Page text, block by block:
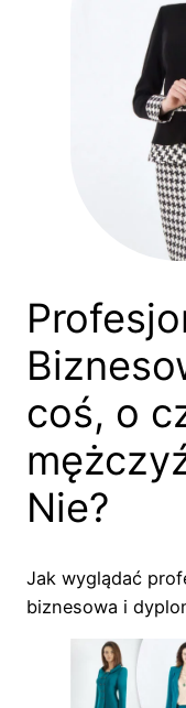
coś, o
Nie?
Jak wyglądać
biznesowa i